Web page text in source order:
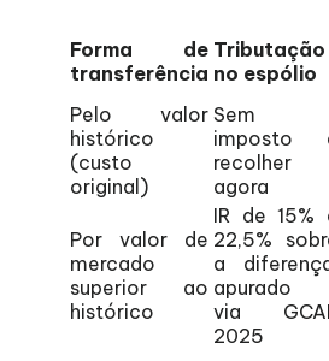
Forma de
transferência
Tributação
no espólio
Pelo valor
histórico
(custo
original)
Sem
imposto
recolher
agora
Por valor de
mercado
superior ao
histórico
IR de 15%
22,5%
a
apurado
via
2025